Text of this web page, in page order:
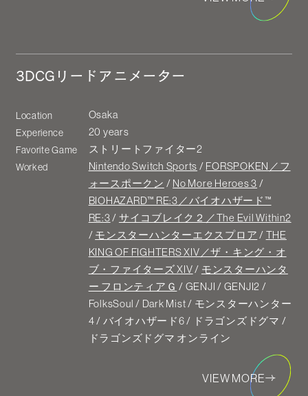
3DCGリードアニメーター
Location Osaka
Experience 20 years
Favorite Game ストリートファイター2
Worked Nintendo Switch Sports / FORSPOKEN／フ
ォースポークン / No More Heroes 3 /
BIOHAZARD™ RE:3／バイオハザード™
RE:3/ サイコブレイク２／The Evil Within2
/ モンスターハンターエクスプロア / THE
KING OF FIGHTERS XIV／ザ・キング・オ
ブ・ファイターズ XIV/ モンスターハンタ
ー フロンティアＧ / GENJI / GENJI2 /
FolksSoul / Dark Mist / モンスターハンター
4 / バイオハザード6 / ドラゴンズドグマ /
ドラゴンズドグマ オンライン
VIEW MORE